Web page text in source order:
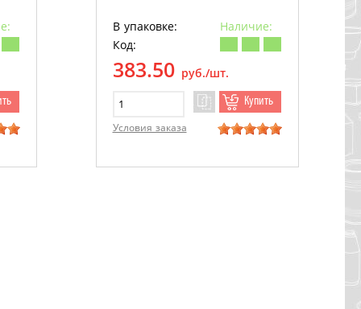
В упаковке:
Наличие:
Код:
383.50 руб./шт.
Купить
Условия заказа